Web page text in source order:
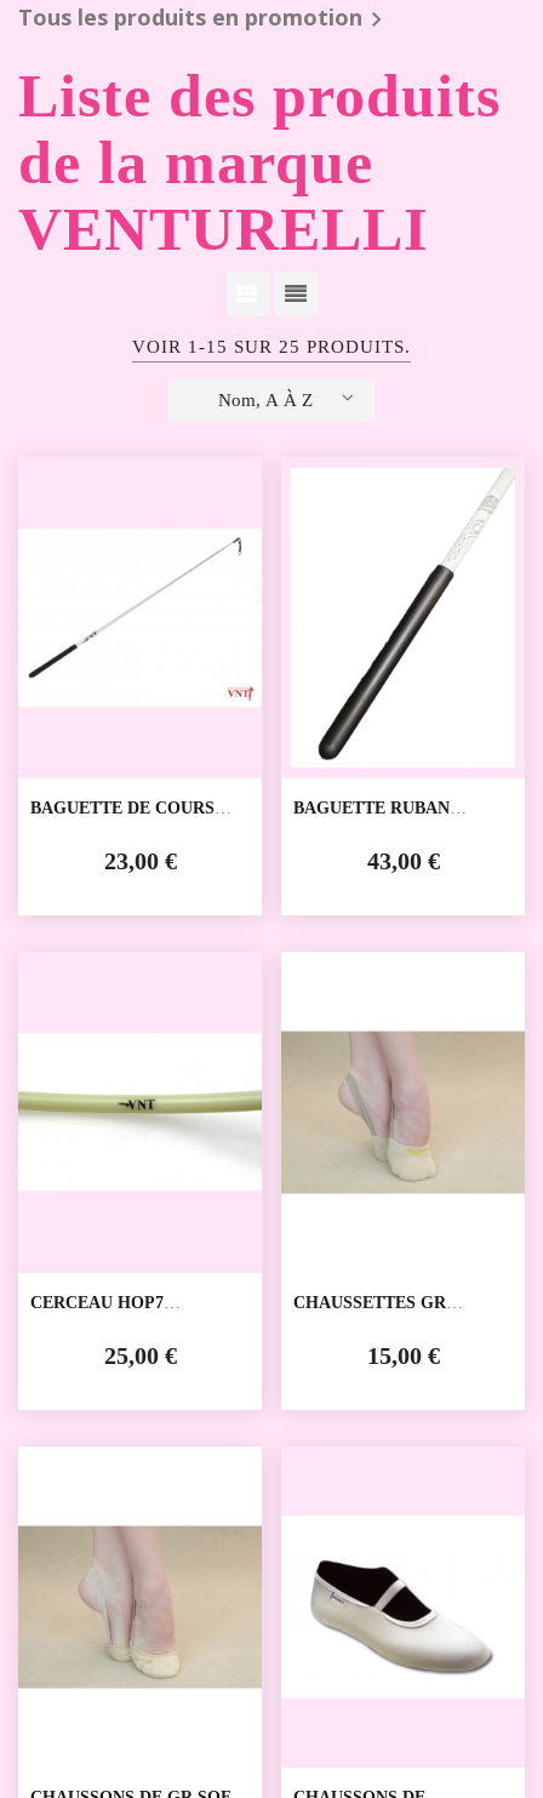
Tous les produits en promotion 
Liste des produits
de la marque
VENTURELLI
VOIR 1-15 SUR 25 PRODUITS.
Nom, A À Z
BAGUETTE DE COURS
23,00 €
BAGUETTE RUBAN
43,00 €
CERCEAU HOP7
25,00 €
CHAUSSETTES GR
15,00 €